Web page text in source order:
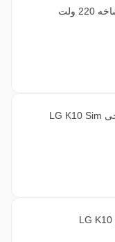
کانکتور سیمکارت الجی LG K10 Sim